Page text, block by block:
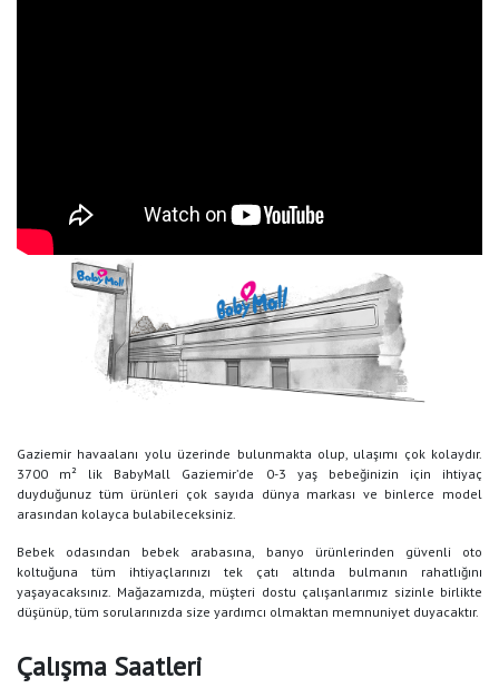
Gaziemir havaalanı yolu üzerinde bulunmakta olup, ulaşımı çok kolaydır.
3700 m² lik BabyMall Gaziemir’de 0-3 yaş bebeğinizin için ihtiyaç
duyduğunuz tüm ürünleri çok sayıda dünya markası ve binlerce model
arasından kolayca bulabileceksiniz.
Bebek odasından bebek arabasına, banyo ürünlerinden güvenli oto
koltuğuna tüm ihtiyaçlarınızı tek çatı altında bulmanın rahatlığını
yaşayacaksınız. Mağazamızda, müşteri dostu çalışanlarımız sizinle birlikte
düşünüp, tüm sorularınızda size yardımcı olmaktan memnuniyet duyacaktır.
Çalışma Saatleri